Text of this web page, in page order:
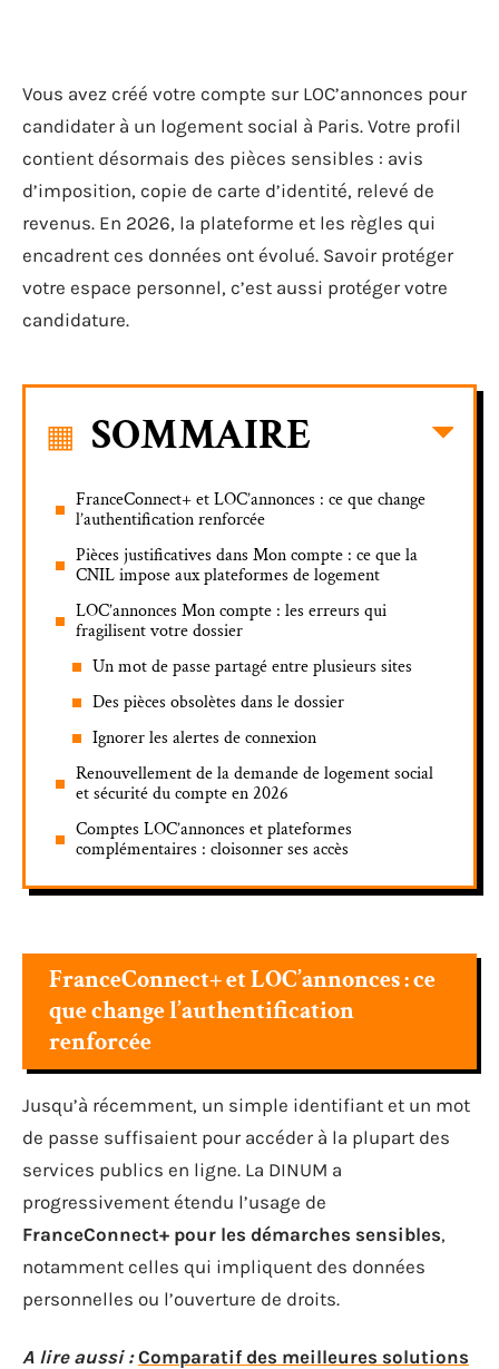
Vous avez créé votre compte sur LOC’annonces pour
candidater à un logement social à Paris. Votre profil
contient désormais des pièces sensibles : avis
d’imposition, copie de carte d’identité, relevé de
revenus. En 2026, la plateforme et les règles qui
encadrent ces données ont évolué. Savoir protéger
votre espace personnel, c’est aussi protéger votre
candidature.
SOMMAIRE
FranceConnect+ et LOC’annonces : ce que change
l’authentification renforcée
Pièces justificatives dans Mon compte : ce que la
CNIL impose aux plateformes de logement
LOC’annonces Mon compte : les erreurs qui
fragilisent votre dossier
Un mot de passe partagé entre plusieurs sites
Des pièces obsolètes dans le dossier
Ignorer les alertes de connexion
Renouvellement de la demande de logement social
et sécurité du compte en 2026
Comptes LOC’annonces et plateformes
complémentaires : cloisonner ses accès
FranceConnect+ et LOC’annonces : ce
que change l’authentification
renforcée
Jusqu’à récemment, un simple identifiant et un mot
de passe suffisaient pour accéder à la plupart des
services publics en ligne. La DINUM a
progressivement étendu l’usage de
FranceConnect+ pour les démarches sensibles,
notamment celles qui impliquent des données
personnelles ou l’ouverture de droits.
A lire aussi : Comparatif des meilleures solutions